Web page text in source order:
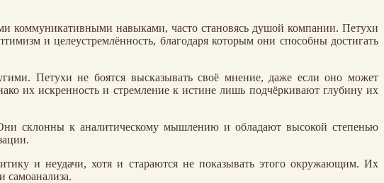
коммуникативными навыками, часто становясь душой компании. Петухи
и целеустремлённость, благодаря которым они способны достигать
Петухи не боятся высказывать своё мнение, даже если оно может
их искренность и стремление к истине лишь подчёркивают глубину их
склонны к аналитическому мышлению и обладают высокой степенью
и неудачи, хотя и стараются не показывать этого окружающим. Их
самоанализа.